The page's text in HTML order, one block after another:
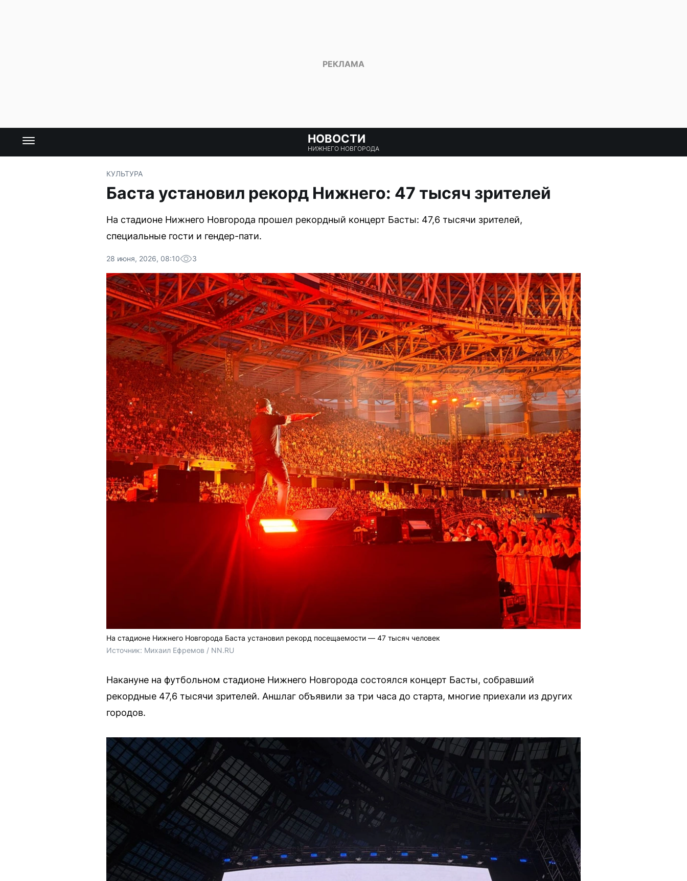
НОВОСТИ
НИЖНЕГО НОВГОРОДА
КУЛЬТУРА
Баста установил рекорд Нижнего: 47 тысяч зрителей
На стадионе Нижнего Новгорода прошел рекордный концерт Басты: 47,6 тысячи зрителей,
специальные гости и гендер-пати.
28 июня, 2026, 08:10 3
На стадионе Нижнего Новгорода Баста установил рекорд посещаемости — 47 тысяч человек
Источник: Михаил Ефремов / NN.RU
Накануне на футбольном стадионе Нижнего Новгорода состоялся концерт Басты, собравший
рекордные 47,6 тысячи зрителей. Аншлаг объявили за три часа до старта, многие приехали из других
городов.